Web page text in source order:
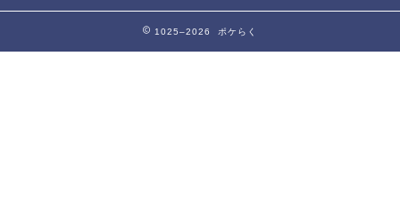
1025–2026 ポケらく